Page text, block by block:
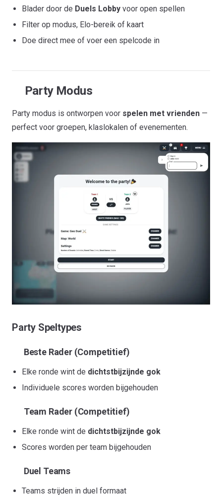
Blader door de Duels Lobby voor open spellen
Filter op modus, Elo-bereik of kaart
Doe direct mee of voer een spelcode in
Party Modus
Party modus is ontworpen voor spelen met vrienden —
perfect voor groepen, klaslokalen of evenementen.
Party Speltypes
Beste Rader (Competitief)
Elke ronde wint de dichtstbijzijnde gok
Individuele scores worden bijgehouden
Team Rader (Competitief)
Elke ronde wint de dichtstbijzijnde gok
Scores worden per team bijgehouden
Duel Teams
Teams strijden in duel formaat